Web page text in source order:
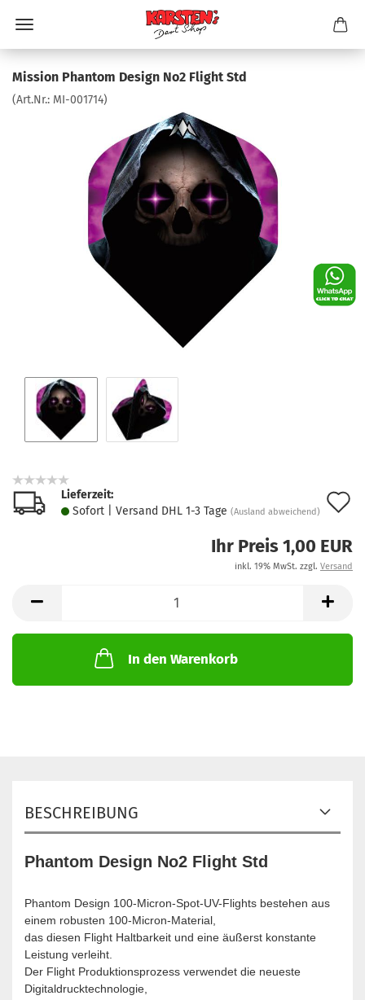
Mission Phantom Design No2 Flight Std
(Art.Nr.: MI-001714)
Lieferzeit:
Sofort | Versand DHL 1-3 Tage (Ausland abweichend)
Ihr Preis 1,00 EUR
inkl. 19% MwSt. zzgl. Versand
In den Warenkorb
BESCHREIBUNG
Phantom Design No2 Flight Std
Phantom Design 100-Micron-Spot-UV-Flights bestehen aus
einem robusten 100-Micron-Material,
das diesen Flight Haltbarkeit und eine äußerst konstante
Leistung verleiht.
Der Flight Produktionsprozess verwendet die neueste
Digitaldrucktechnologie,